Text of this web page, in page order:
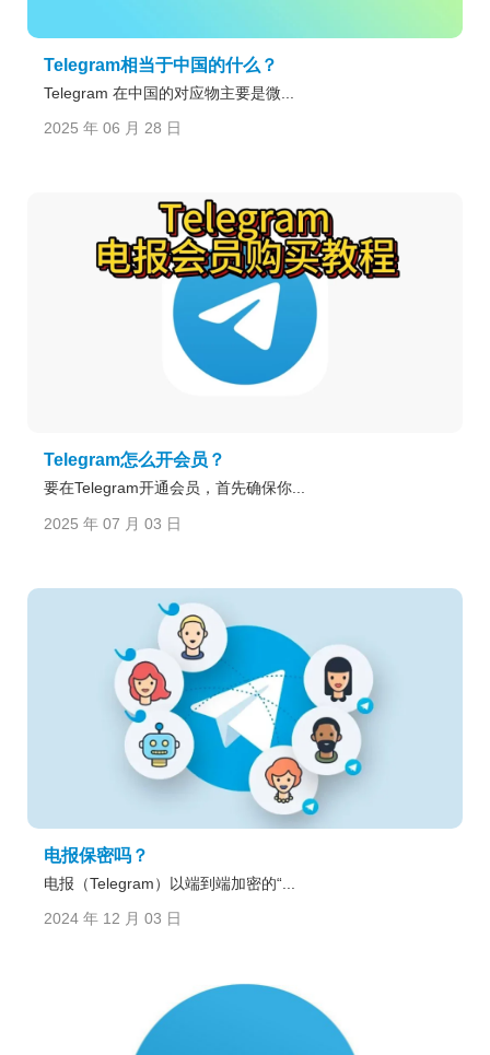
Telegram相当于中国的什么？
Telegram 在中国的对应物主要是微...
2025 年 06 月 28 日
Telegram怎么开会员？
要在Telegram开通会员，首先确保你...
2025 年 07 月 03 日
电报保密吗？
电报（Telegram）以端到端加密的“...
2024 年 12 月 03 日